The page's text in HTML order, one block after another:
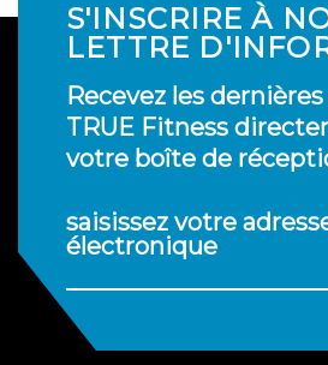
S'INSCRIRE À
LETTRE
Recevez les
TRUE Fitness
votre boîte de
saisissez votre
électronique